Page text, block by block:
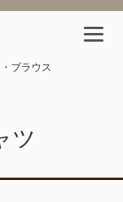
ブラウス
ツ